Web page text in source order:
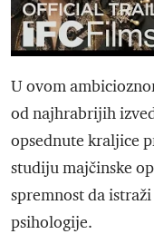
U ovom
od najhrabrijih
opsednute kraljice
studiju majčinske
spremnost da
psihologije.